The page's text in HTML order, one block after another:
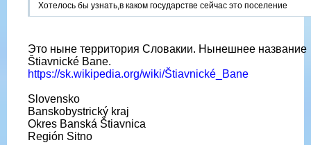
Хотелось бы узнать,в каком государстве сейчас это поселение
Это ныне территория Словакии. Нынешнее название
Štiavnické Bane.
https://sk.wikipedia.org/wiki/Štiavnické_Bane
Slovensko
Banskobystrický kraj
Okres Banská Štiavnica
Región Sitno